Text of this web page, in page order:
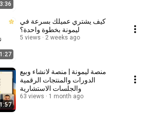
3:36
1:27
كيف يشتري عميلك بسرعة في
ليمونة بخطوة واحدة؟
5 views 2 weeks ago
1:57
منصة ليمونة | منصة لانشاء وبيع
الدورات والمنتجات الرقمية
والجلسات الاستشارية
63 views 1 month ago